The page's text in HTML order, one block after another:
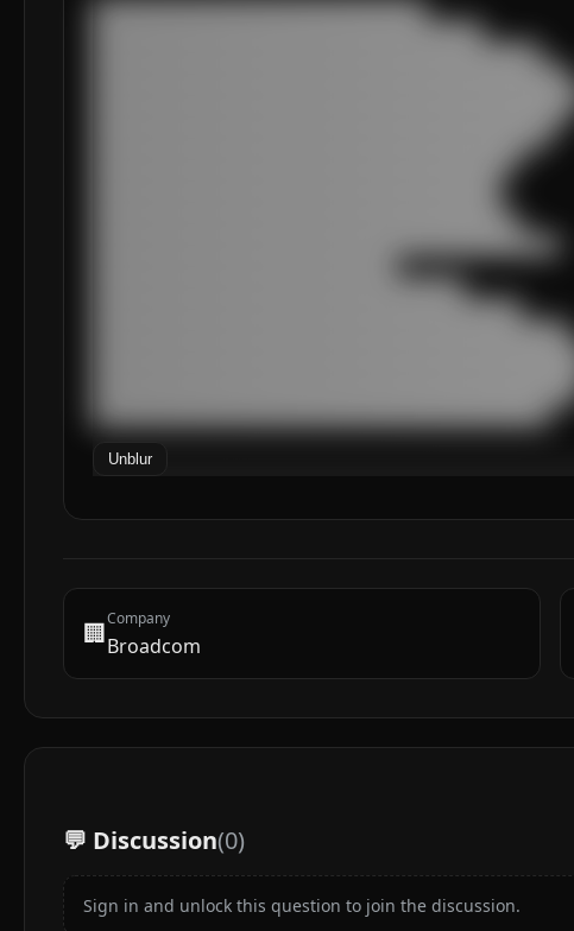
███████████████████████████████████
█████████████████████████████████████████
███████████████████████████████████████████████
██████████████████████████████████████████████████
██████████████████████████████████████████████████
████████████████████████████████████████████████
█████████████████████████████████████████████
█████████████████████████████████████████████
█████████████████████████████████████████████████
███████████████████████████████████████
█████████████████████████████████████████████
██████████████████████████████████████████████████
███████████████████████████████████████████████████
████████████████████████████████████████████████
Unblur
🏢Company
Broadcom
💬 Discussion(0)
Sign in and unlock this question to join the discussion.